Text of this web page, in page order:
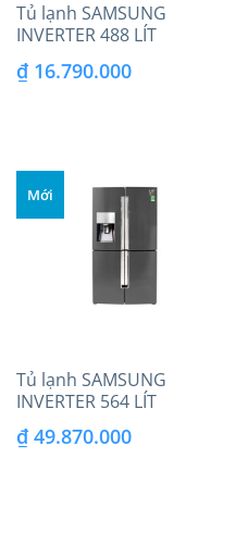
Tủ lạnh SAMSUNG
INVERTER 488 LÍT
₫16.790.000
Mới
Tủ lạnh SAMSUNG
INVERTER 564 LÍT
RF56K9041SG/SV
₫49.870.000